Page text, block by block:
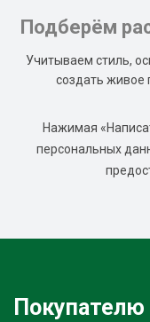
Подберём
Учитываем стиль,
создать живое
Нажимая
персональных
Покупателю